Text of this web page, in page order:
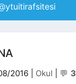
2016 Kategoriler
Okul 💬 3